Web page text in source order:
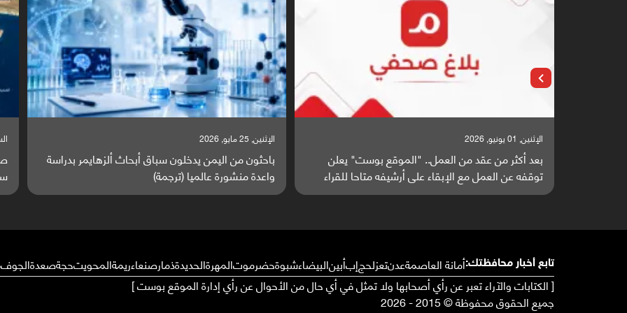
الإثنين, 25 مايو, 2026
باحثون من اليمن يدخلون سباق أبحاث ألزهايمر بدراسة
واعدة منشورة عالميا (ترجمة)
السبت, 23 مايو, 2026
صراع دولي يتصاعد قرب اليمن والبحر الأحمر يتحول إلى
ساحة مواجهة عالمية (ترجمة)
تابع أخبار محافظتك:أمانة العاصمةعدنتعزلحجإبأبينالبيضاءشبوةحضرموتالمهرةالحديدةذمارصنعاءريمةالمحويتحجةصعدةالجوف
[ الكتابات والآراء تعبر عن رأي أصحابها ولا تمثل في أي حال من الأحوال عن رأي إدارة الموقع بوست ]
جميع الحقوق محفوظة © 2015 - 2026